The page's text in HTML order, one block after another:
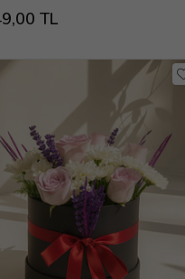
TL